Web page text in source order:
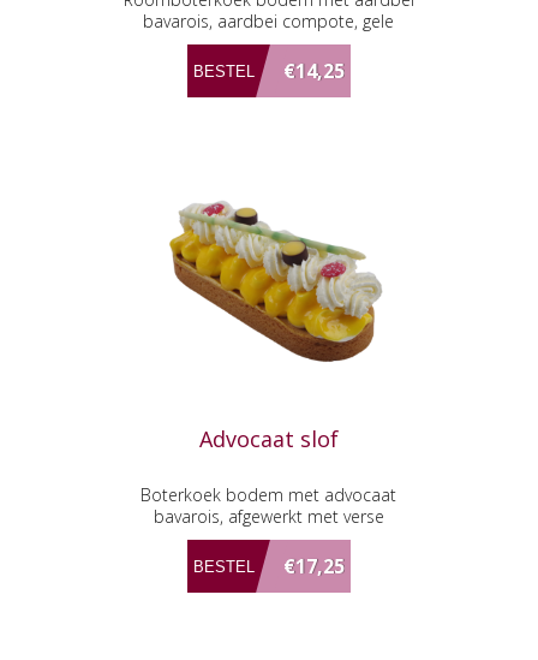
bavarois, aardbei compote, gele
banketbakkersroom en slagroom.
€14,25
Advocaat slof
Boterkoek bodem met advocaat
bavarois, afgewerkt met verse
slagroom
€17,25